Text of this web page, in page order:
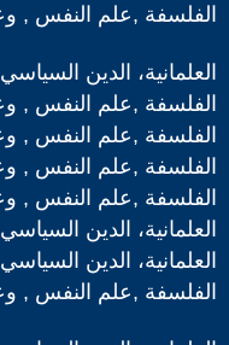
الفلسفة ,علم النفس ,
العلمانية، الدين
الفلسفة ,علم النفس ,
الفلسفة ,علم النفس ,
الفلسفة ,علم النفس ,
الفلسفة ,علم النفس ,
العلمانية، الدين
العلمانية، الدين
الفلسفة ,علم النفس ,